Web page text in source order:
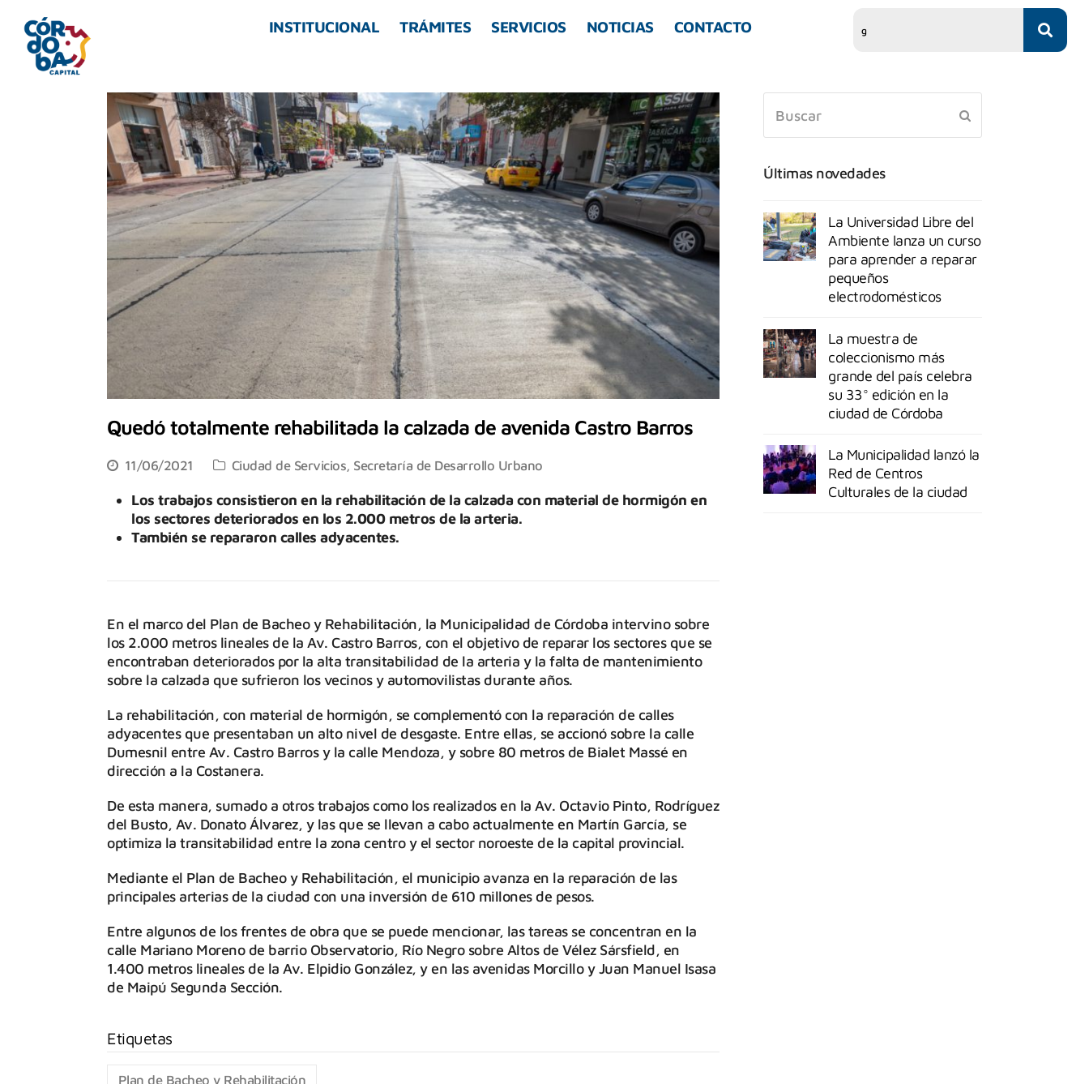
INSTITUCIONAL TRÁMITES SERVICIOS NOTICIAS CONTACTO
Quedó totalmente rehabilitada la calzada de avenida Castro Barros
11/06/2021 Ciudad de Servicios, Secretaría de Desarrollo Urbano
Los trabajos consistieron en la rehabilitación de la calzada con material de hormigón en
los sectores deteriorados en los 2.000 metros de la arteria.
También se repararon calles adyacentes.
En el marco del Plan de Bacheo y Rehabilitación, la Municipalidad de Córdoba intervino sobre
los 2.000 metros lineales de la Av. Castro Barros, con el objetivo de reparar los sectores que se
encontraban deteriorados por la alta transitabilidad de la arteria y la falta de mantenimiento
sobre la calzada que sufrieron los vecinos y automovilistas durante años.
La rehabilitación, con material de hormigón, se complementó con la reparación de calles
adyacentes que presentaban un alto nivel de desgaste. Entre ellas, se accionó sobre la calle
Dumesnil entre Av. Castro Barros y la calle Mendoza, y sobre 80 metros de Bialet Massé en
dirección a la Costanera.
De esta manera, sumado a otros trabajos como los realizados en la Av. Octavio Pinto, Rodríguez
del Busto, Av. Donato Álvarez, y las que se llevan a cabo actualmente en Martín García, se
optimiza la transitabilidad entre la zona centro y el sector noroeste de la capital provincial.
Mediante el Plan de Bacheo y Rehabilitación, el municipio avanza en la reparación de las
principales arterias de la ciudad con una inversión de 610 millones de pesos.
Entre algunos de los frentes de obra que se puede mencionar, las tareas se concentran en la
calle Mariano Moreno de barrio Observatorio, Río Negro sobre Altos de Vélez Sársfield, en
1.400 metros lineales de la Av. Elpidio González, y en las avenidas Morcillo y Juan Manuel Isasa
de Maipú Segunda Sección.
Plan de Bacheo y Rehabilitación
Últimas novedades
La Universidad Libre del
Ambiente lanza un curso
para aprender a reparar
pequeños
electrodomésticos
La muestra de
coleccionismo más
grande del país celebra
su 33° edición en la
ciudad de Córdoba
La Municipalidad lanzó la
Red de Centros
Culturales de la ciudad